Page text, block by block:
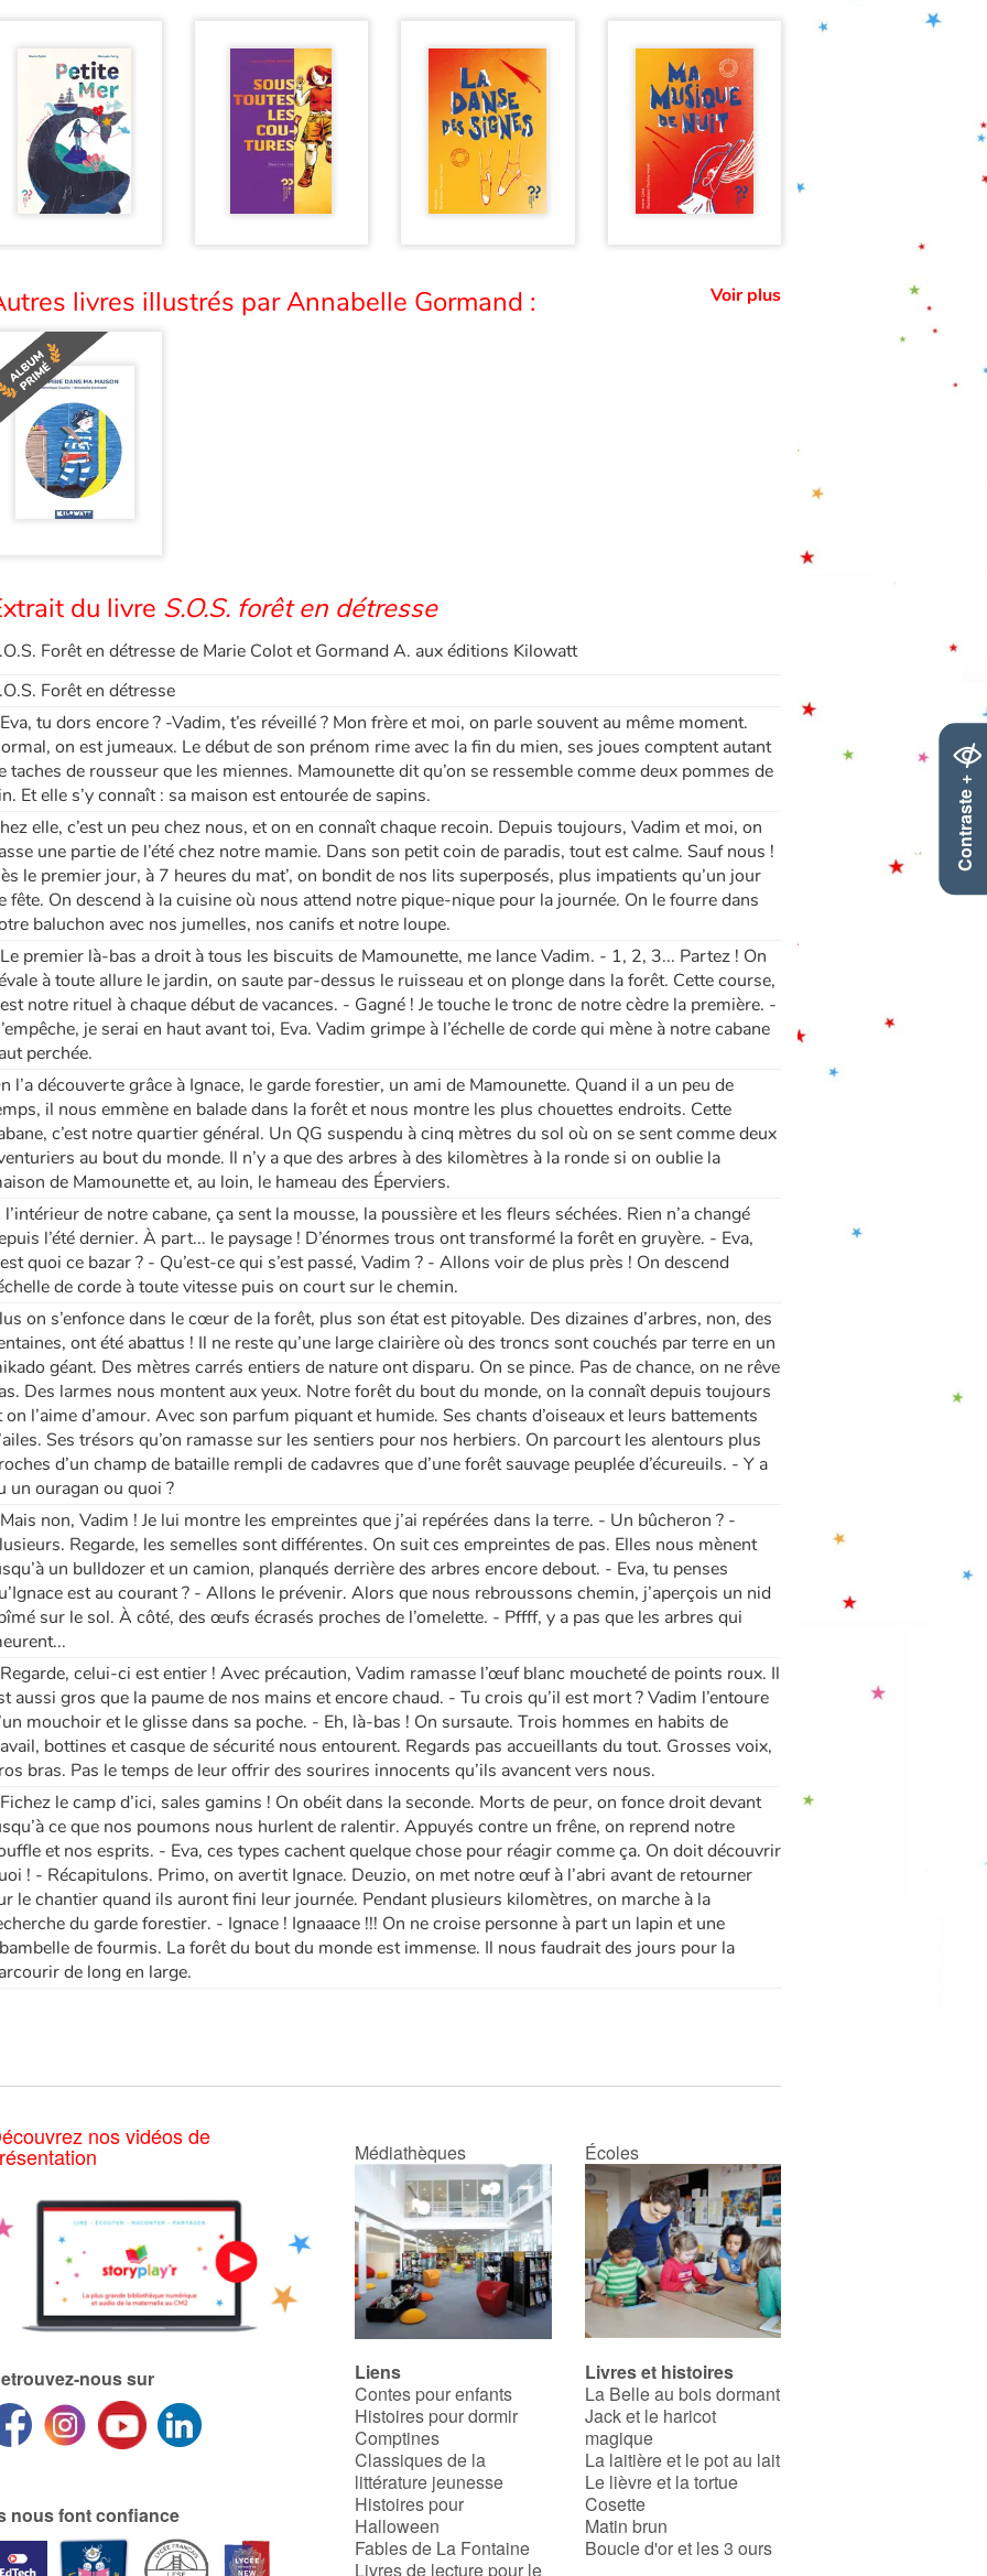
Contraste +
livres illustrés par Annabelle Gormand : Voir plus
du livre S.O.S. forêt en détresse
Forêt en détresse de Marie Colot et Gormand A. aux éditions Kilowatt
Forêt en détresse
tu dors encore ? -Vadim, t’es réveillé ? Mon frère et moi, on parle souvent au même moment.
on est jumeaux. Le début de son prénom rime avec la fin du mien, ses joues comptent autant
taches de rousseur que les miennes. Mamounette dit qu’on se ressemble comme deux pommes de
Et elle s’y connaît : sa maison est entourée de sapins.
elle, c’est un peu chez nous, et on en connaît chaque recoin. Depuis toujours, Vadim et moi, on
une partie de l’été chez notre mamie. Dans son petit coin de paradis, tout est calme. Sauf nous !
le premier jour, à 7 heures du mat’, on bondit de nos lits superposés, plus impatients qu’un jour
fête. On descend à la cuisine où nous attend notre pique-nique pour la journée. On le fourre dans
baluchon avec nos jumelles, nos canifs et notre loupe.
premier là-bas a droit à tous les biscuits de Mamounette, me lance Vadim. - 1, 2, 3... Partez ! On
à toute allure le jardin, on saute par-dessus le ruisseau et on plonge dans la forêt. Cette course,
notre rituel à chaque début de vacances. - Gagné ! Je touche le tronc de notre cèdre la première. -
je serai en haut avant toi, Eva. Vadim grimpe à l’échelle de corde qui mène à notre cabane
perchée.
l’a découverte grâce à Ignace, le garde forestier, un ami de Mamounette. Quand il a un peu de
il nous emmène en balade dans la forêt et nous montre les plus chouettes endroits. Cette
c’est notre quartier général. Un QG suspendu à cinq mètres du sol où on se sent comme deux
au bout du monde. Il n’y a que des arbres à des kilomètres à la ronde si on oublie la
de Mamounette et, au loin, le hameau des Éperviers.
de notre cabane, ça sent la mousse, la poussière et les fleurs séchées. Rien n’a changé
l’été dernier. À part... le paysage ! D’énormes trous ont transformé la forêt en gruyère. - Eva,
quoi ce bazar ? - Qu’est-ce qui s’est passé, Vadim ? - Allons voir de plus près ! On descend
de corde à toute vitesse puis on court sur le chemin.
on s’enfonce dans le cœur de la forêt, plus son état est pitoyable. Des dizaines d’arbres, non, des
ont été abattus ! Il ne reste qu’une large clairière où des troncs sont couchés par terre en un
géant. Des mètres carrés entiers de nature ont disparu. On se pince. Pas de chance, on ne rêve
Des larmes nous montent aux yeux. Notre forêt du bout du monde, on la connaît depuis toujours
on l’aime d’amour. Avec son parfum piquant et humide. Ses chants d’oiseaux et leurs battements
Ses trésors qu’on ramasse sur les sentiers pour nos herbiers. On parcourt les alentours plus
d’un champ de bataille rempli de cadavres que d’une forêt sauvage peuplée d’écureuils. - Y a
un ouragan ou quoi ?
non, Vadim ! Je lui montre les empreintes que j’ai repérées dans la terre. - Un bûcheron ? -
Regarde, les semelles sont différentes. On suit ces empreintes de pas. Elles nous mènent
un bulldozer et un camion, planqués derrière des arbres encore debout. - Eva, tu penses
est au courant ? - Allons le prévenir. Alors que nous rebroussons chemin, j’aperçois un nid
sur le sol. À côté, des œufs écrasés proches de l’omelette. - Pffff, y a pas que les arbres qui
celui-ci est entier ! Avec précaution, Vadim ramasse l’œuf blanc moucheté de points roux. Il
aussi gros que la paume de nos mains et encore chaud. - Tu crois qu’il est mort ? Vadim l’entoure
mouchoir et le glisse dans sa poche. - Eh, là-bas ! On sursaute. Trois hommes en habits de
bottines et casque de sécurité nous entourent. Regards pas accueillants du tout. Grosses voix,
bras. Pas le temps de leur offrir des sourires innocents qu’ils avancent vers nous.
le camp d’ici, sales gamins ! On obéit dans la seconde. Morts de peur, on fonce droit devant
ce que nos poumons nous hurlent de ralentir. Appuyés contre un frêne, on reprend notre
et nos esprits. - Eva, ces types cachent quelque chose pour réagir comme ça. On doit découvrir
! - Récapitulons. Primo, on avertit Ignace. Deuzio, on met notre œuf à l’abri avant de retourner
le chantier quand ils auront fini leur journée. Pendant plusieurs kilomètres, on marche à la
du garde forestier. - Ignace ! Ignaaace !!! On ne croise personne à part un lapin et une
de fourmis. La forêt du bout du monde est immense. Il nous faudrait des jours pour la
de long en large.
nos vidéos de
nous sur
nous font confiance
Médiathèques Écoles
Liens
Contes pour enfants
Histoires pour dormir
Comptines
Classiques de la
littérature jeunesse
Histoires pour
Halloween
Fables de La Fontaine
Livres de lecture pour le
Livres et histoires
La Belle au bois dormant
Jack et le haricot
magique
La laitière et le pot au lait
Le lièvre et la tortue
Cosette
Matin brun
Boucle d'or et les 3 ours